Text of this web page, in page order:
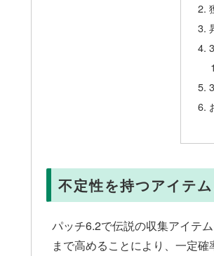
不定性を持つアイテ
パッチ6.2で伝説の収集アイテ
まで高めることにより、一定